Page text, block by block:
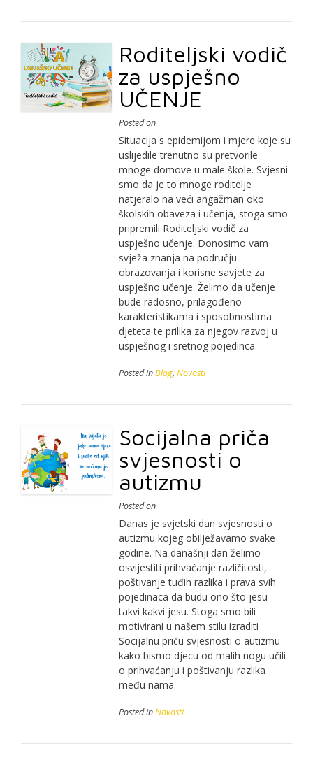
Roditeljski vodič
za uspješno
UČENJE
Posted on
Situacija s epidemijom i mjere koje su
uslijedile trenutno su pretvorile
mnoge domove u male škole. Svjesni
smo da je to mnoge roditelje
natjeralo na veći angažman oko
školskih obaveza i učenja, stoga smo
pripremili Roditeljski vodič za
uspješno učenje. Donosimo vam
svježa znanja na području
obrazovanja i korisne savjete za
uspješno učenje. Želimo da učenje
bude radosno, prilagođeno
karakteristikama i sposobnostima
djeteta te prilika za njegov razvoj u
uspješnog i sretnog pojedinca.
Posted inBlog, Novosti
Socijalna priča
svjesnosti o
autizmu
Posted on
Danas je svjetski dan svjesnosti o
autizmu kojeg obilježavamo svake
godine. Na današnji dan želimo
osvijestiti prihvaćanje različitosti,
poštivanje tuđih razlika i prava svih
pojedinaca da budu ono što jesu –
takvi kakvi jesu. Stoga smo bili
motivirani u našem stilu izraditi
Socijalnu priču svjesnosti o autizmu
kako bismo djecu od malih nogu učili
o prihvaćanju i poštivanju razlika
među nama.
Posted inNovosti